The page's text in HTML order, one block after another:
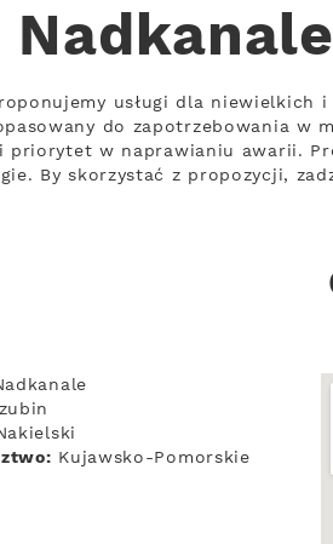
usługi dla
do zapotrzebowania w
i priorytet w naprawianiu awarii.
By skorzystać z propozycji,
Kujawsko-Pomorskie